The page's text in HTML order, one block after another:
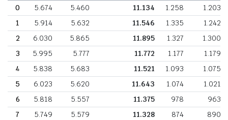
0
5.674 5.460 11.134 1.258 1.203
1
5.914 5.632 11.546 1.335
1.242
2
6.030 5.865 11.895 1.327 1.300
3
5.995 5.777 11.772 1.177 1.179
4
5.838 5.683 11.521 1.093 1.075
5
6.023 5.620 11.643 1.074 1.021
6
5.818 5.557 11.375 978
963
7
5.749 5.579 11.328 874
890